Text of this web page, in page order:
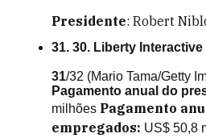
Presidente: Robert
31. 30. Liberty Interactive
31/32 (Mario Tama/Getty
Pagamento anual do
milhões Pagamento
empregados: US$ 50,8